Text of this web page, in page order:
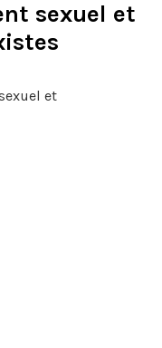
sexuel et
et